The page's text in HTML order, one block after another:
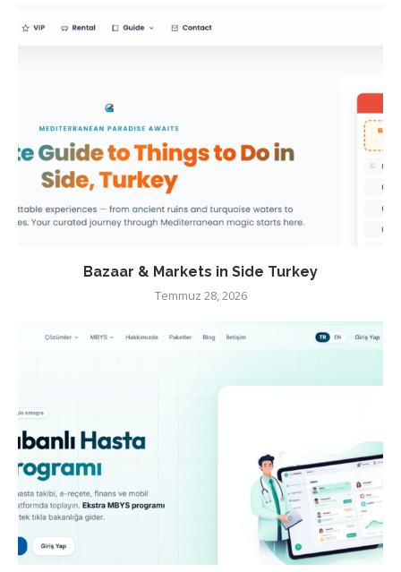
Bazaar & Markets in Side Turkey
Temmuz 28, 2026